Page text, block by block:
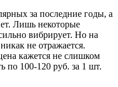
за последние годы, а
Лишь некоторые
вибрирует. Но на
не отражается.
кажется не слишком
по 100-120 руб. за 1 шт.